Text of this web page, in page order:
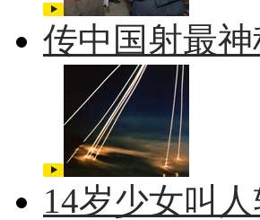
传中国射最神
14岁少女叫